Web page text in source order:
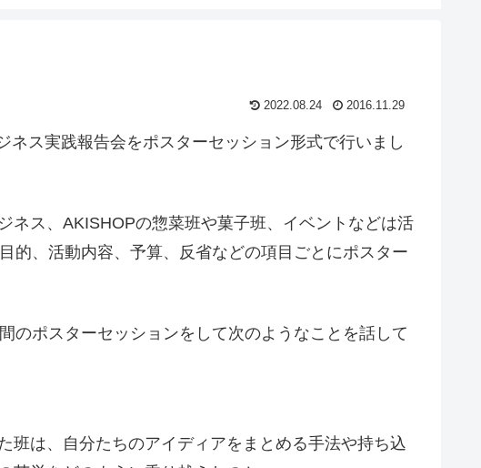
2022.08.24 2016.11.29
ネス実践報告会をポスターセッション形式で行いまし
ネス、AKISHOPの惣菜班や菓子班、イベントなどは活
的、活動内容、予算、反省などの項目ごとにポスター
のポスターセッションをして次のようなことを話して
班は、自分たちのアイディアをまとめる手法や持ち込